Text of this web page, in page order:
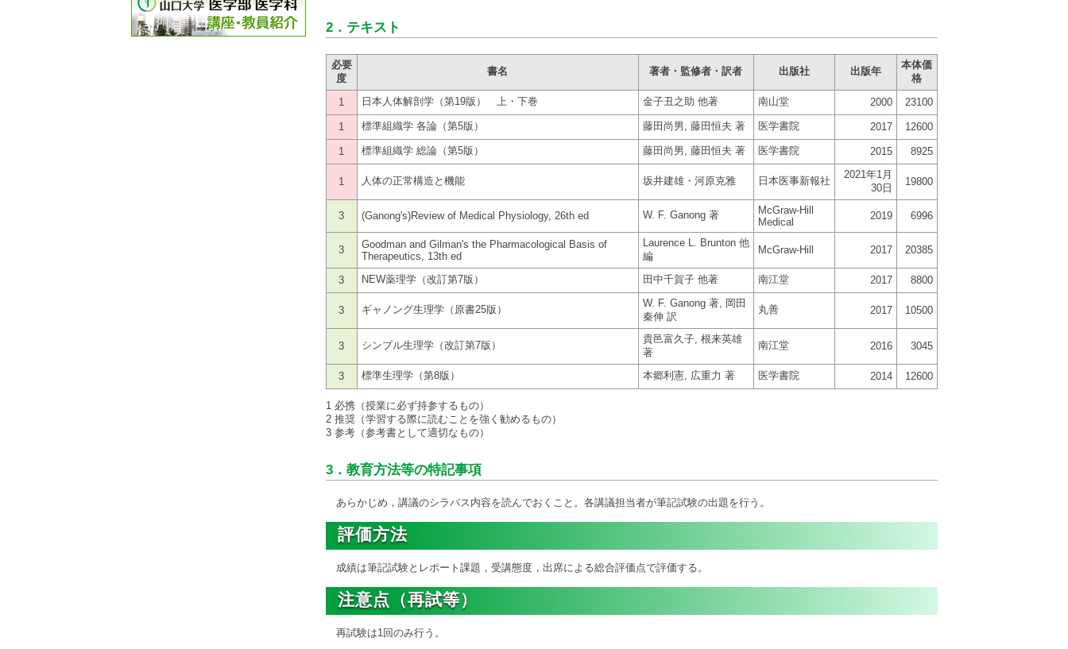
2． テキスト
必要
度
書名 著者・監修者・訳者 出版社 出版年
本体価
格
1
日本人体解剖学（第19版） 上・下巻 金子丑之助 他著 南山堂 2000 23100
1 標準組織学 各論（第5版） 藤田尚男, 藤田恒夫 著 医学書院 2017 12600
1 標準組織学 総論（第5版） 藤田尚男, 藤田恒夫 著 医学書院 2015 8925
1 人体の正常構造と機能 坂井建雄・河原克雅 日本医事新報社
2021年1月
30日
19800
3 (Ganong's)Review of Medical Physiology, 26th ed W. F. Ganong 著
McGraw-Hill
Medical
2019 6996
3
Goodman and Gilman's the Pharmacological Basis of
Therapeutics, 13th ed
Laurence L. Brunton 他
編
McGraw-Hill 2017 20385
3 NEW薬理学（改訂第7版） 田中千賀子 他著 南江堂 2017 8800
3 ギャノング生理学（原書25版）
W. F. Ganong 著, 岡田
秦伸 訳
丸善 2017 10500
3 シンプル生理学（改訂第7版）
貴邑富久子, 根来英雄
著
南江堂 2016 3045
3 標準生理学（第8版） 本郷利憲, 広重力 著 医学書院 2014 12600
1 必携（授業に必ず持参するもの）
2 推奨（学習する際に読むことを強く勧めるもの）
3 参考（参考書として適切なもの）
3．教育方法等の特記事項
あらかじめ，講議のシラバス内容を読んでおくこと。各講議担当者が筆記試験の出題を行う。
評価方法
成績は筆記試験とレポート課題，受講態度，出席による総合評価点で評価する。
注意点（再試等）
再試験は1回のみ行う。